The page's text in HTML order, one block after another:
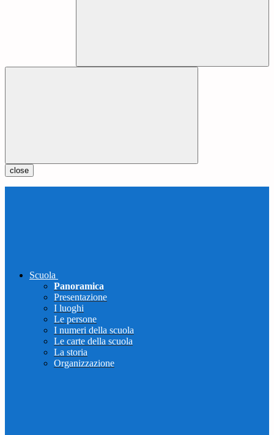
close
Scuola
Panoramica
Presentazione
I luoghi
Le persone
I numeri della scuola
Le carte della scuola
La storia
Organizzazione